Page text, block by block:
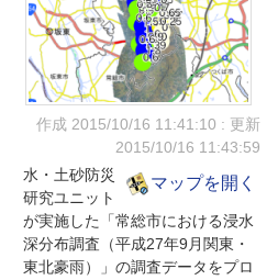
作成 2015/10/16 11:41:10 : 更新
2015/10/16 11:43:59
マップを開く
水・土砂防災
研究ユニット
が実施した「常総市における浸水
深分布調査（平成27年9月関東・
東北豪雨）」の調査データをプロ